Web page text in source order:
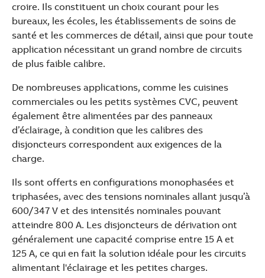
croire. Ils constituent un choix courant pour les
bureaux, les écoles, les établissements de soins de
santé et les commerces de détail, ainsi que pour toute
application nécessitant un grand nombre de circuits
de plus faible calibre.
De nombreuses applications, comme les cuisines
commerciales ou les petits systèmes CVC, peuvent
également être alimentées par des panneaux
d’éclairage, à condition que les calibres des
disjoncteurs correspondent aux exigences de la
charge.
Ils sont offerts en configurations monophasées et
triphasées, avec des tensions nominales allant jusqu’à
600/347 V et des intensités nominales pouvant
atteindre 800 A. Les disjoncteurs de dérivation ont
généralement une capacité comprise entre 15 A et
125 A, ce qui en fait la solution idéale pour les circuits
alimentant l'éclairage et les petites charges.